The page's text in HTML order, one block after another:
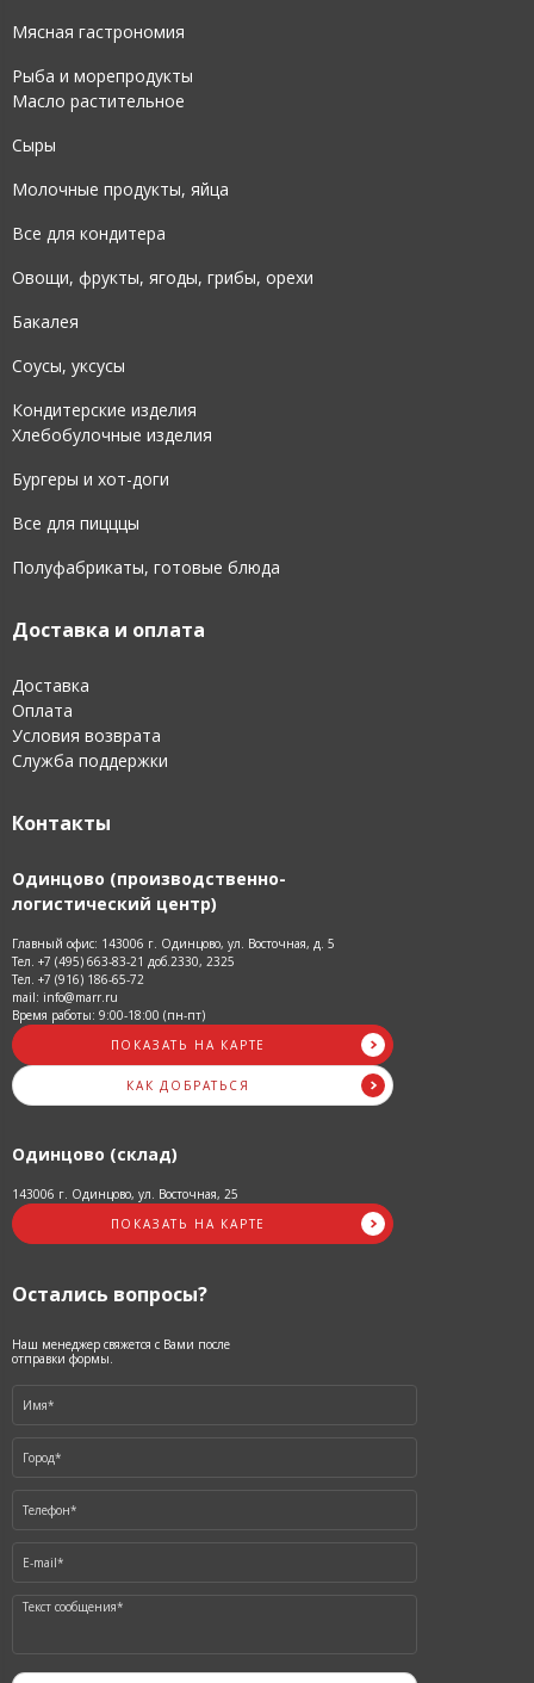
Мясная гастрономия
Рыба и морепродукты
Масло растительное
Сыры
Молочные продукты, яйца
Все для кондитера
Овощи, фрукты, ягоды, грибы, орехи
Бакалея
Соусы, уксусы
Кондитерские изделия
Хлебобулочные изделия
Бургеры и хот-доги
Все для пицццы
Полуфабрикаты, готовые блюда
Доставка и оплата
Доставка
Оплата
Условия возврата
Служба поддержки
Контакты
Одинцово (производственно-
логистический центр)
Главный офис: 143006 г. Одинцово, ул. Восточная, д. 5
Тел. +7 (495) 663-83-21 доб.2330, 2325
Тел. +7 (916) 186-65-72
mail: info@marr.ru
Время работы: 9:00-18:00 (пн-пт)
ПОКАЗАТЬ НА КАРТЕ
КАК ДОБРАТЬСЯ
Одинцово (склад)
143006 г. Одинцово, ул. Восточная, 25
ПОКАЗАТЬ НА КАРТЕ
Остались вопросы?
Наш менеджер свяжется с Вами после
отправки формы.